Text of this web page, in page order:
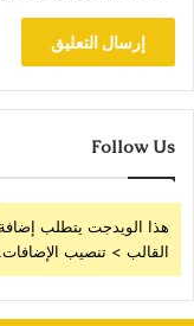
Follow Us
هذا الويدجت يتطلب
القالب > تنصيب الإضافات.